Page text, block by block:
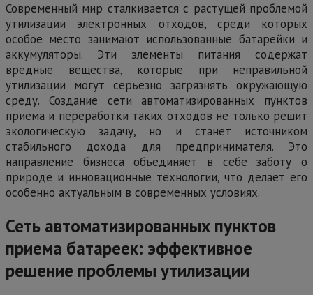
Современный мир сталкивается с растущей проблемой
утилизации электронных отходов, среди которых
особое место занимают использованные батарейки и
аккумуляторы. Эти элементы питания содержат
вредные вещества, которые при неправильной
утилизации могут серьезно загрязнять окружающую
среду. Создание сети автоматизированных пунктов
приема и переработки таких отходов не только решит
экологическую задачу, но и станет источником
стабильного дохода для предпринимателя. Это
направление бизнеса объединяет в себе заботу о
природе и инновационные технологии, что делает его
особенно актуальным в современных условиях.
Сеть автоматизированных пунктов
приема батареек: эффективное
решение проблемы утилизации